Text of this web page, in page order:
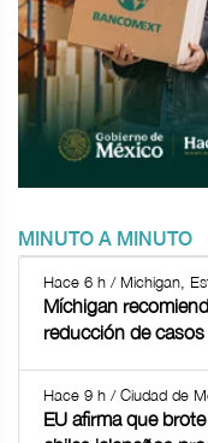
MINUTO A MINUTO
Hace 6 h / Michigan,
Míchigan
reducción de
Hace 9 h / Ciudad de
EU afirma que